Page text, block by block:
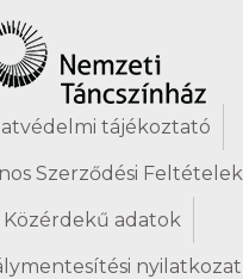
tájékoztató
Szerződési Feltételek
Közérdekű adatok
nyilatkozat